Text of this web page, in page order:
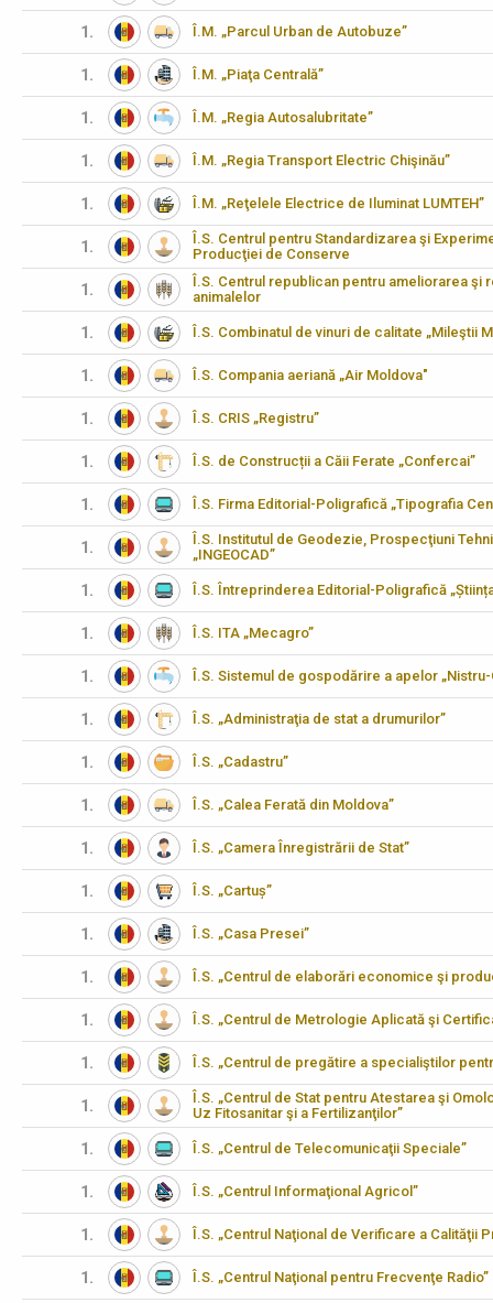
1. Î.M. „Parcul Urban de Autobuze”
1. Î.M. „Piaţa Centrală”
1. Î.M. „Regia Autosalubritate”
1. Î.M. „Regia Transport Electric Chişinău”
1. Î.M. „Reţelele Electrice de Iluminat LUMTEH”
1.
Î.S. Centrul pentru Standardizarea şi
Producţiei de Conserve
1.
Î.S. Centrul republican pentru ameliorarea şi
animalelor
1. Î.S. Combinatul de vinuri de calitate „Mileştii
1. Î.S. Compania aeriană „Air Moldova"
1. Î.S. CRIS „Registru”
1. Î.S. de Construcții a Căii Ferate „Confercai”
1. Î.S. Firma Editorial-Poligrafică „Tipografia
1.
Î.S. Institutul de Geodezie, Prospecţiuni
„INGEOCAD”
1. Î.S. Întreprinderea Editorial-Poligrafică
1. Î.S. ITA „Mecagro”
1. Î.S. Sistemul de gospodărire a apelor „Nistru-
1. Î.S. „Administraţia de stat a drumurilor”
1. Î.S. „Cadastru”
1. Î.S. „Calea Ferată din Moldova”
1. Î.S. „Camera Înregistrării de Stat”
1. Î.S. „Cartuș”
1. Î.S. „Casa Presei”
1. Î.S. „Centrul de elaborări economice şi
1. Î.S. „Centrul de Metrologie Aplicată şi
1. Î.S. „Centrul de pregătire a specialiştilor
1.
Î.S. „Centrul de Stat pentru Atestarea şi
Uz Fitosanitar şi a Fertilizanţilor”
1. Î.S. „Centrul de Telecomunicaţii Speciale”
1. Î.S. „Centrul Informaţional Agricol”
1. Î.S. „Centrul Naţional de Verificare a Calităţii
1. Î.S. „Centrul Naţional pentru Frecvenţe Radio”